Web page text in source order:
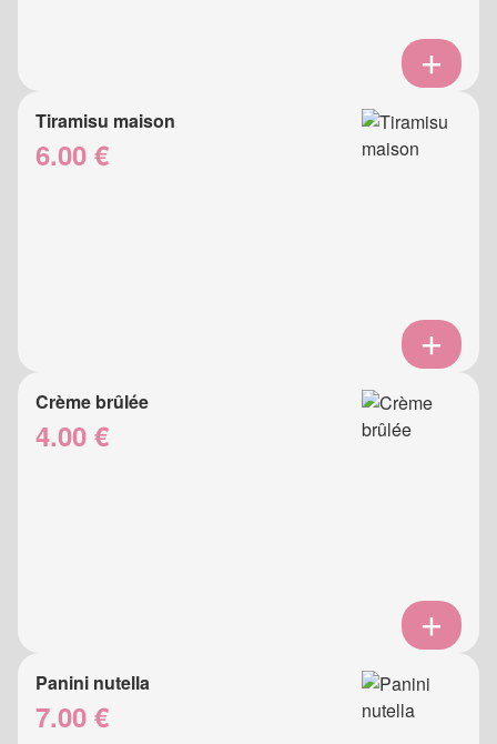
Tiramisu maison
6.00 €
Crème brûlée
4.00 €
Panini nutella
7.00 €